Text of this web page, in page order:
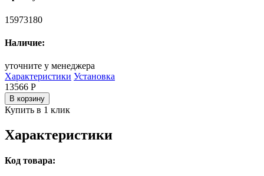
15973180
Наличие:
уточните у менеджера
Характеристики Установка
13566 Р
В корзину
Купить в 1 клик
Характеристики
Код товара: